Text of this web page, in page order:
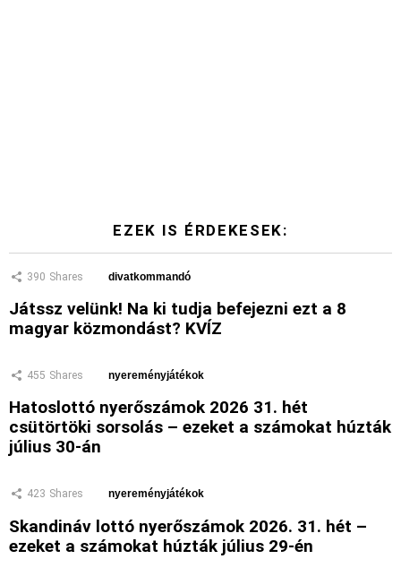
EZEK IS ÉRDEKESEK:
390 Shares divatkommandó
Játssz velünk! Na ki tudja befejezni ezt a 8
magyar közmondást? KVÍZ
455 Shares nyereményjátékok
Hatoslottó nyerőszámok 2026 31. hét
csütörtöki sorsolás – ezeket a számokat húzták
július 30-án
423 Shares nyereményjátékok
Skandináv lottó nyerőszámok 2026. 31. hét –
ezeket a számokat húzták július 29-én